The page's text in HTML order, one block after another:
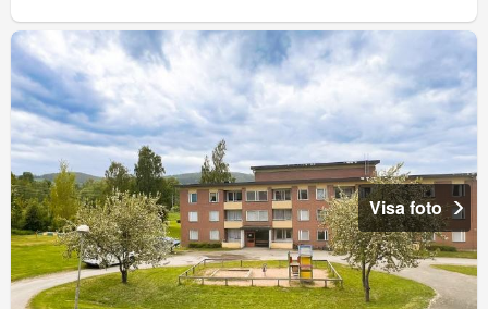
Visa foto